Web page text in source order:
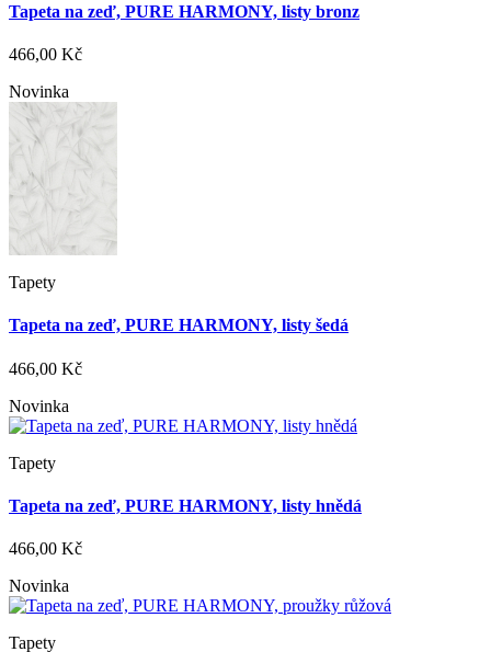
Tapeta na zeď, PURE HARMONY, listy bronz
466,00 Kč
Novinka
Tapety
Tapeta na zeď, PURE HARMONY, listy šedá
466,00 Kč
Novinka
Tapety
Tapeta na zeď, PURE HARMONY, listy hnědá
466,00 Kč
Novinka
Tapety